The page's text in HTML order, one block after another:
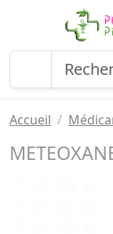
Accueil